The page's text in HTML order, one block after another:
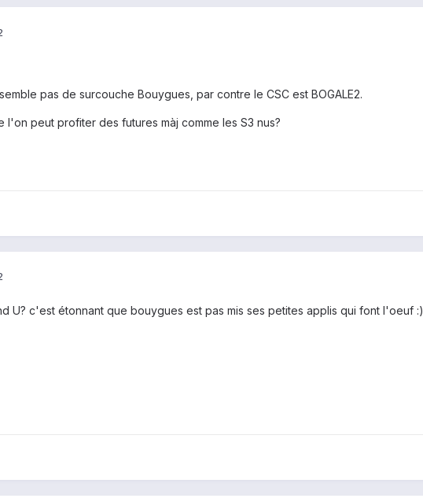
pas de surcouche Bouygues, par contre le CSC est BOGALE2.
l'on peut profiter des futures màj comme les S3 nus?
U? c'est étonnant que bouygues est pas mis ses petites applis qui font l'oeuf :)